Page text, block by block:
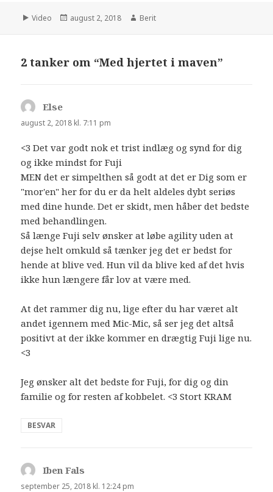
Video august 2, 2018 Berit
2 tanker om “Med hjertet i maven”
Else
august 2, 2018 kl. 7:11 pm
<3 Det var godt nok et trist indlæg og synd for dig
og ikke mindst for Fuji
MEN det er simpelthen så godt at det er Dig som er
"mor'en" her for du er da helt aldeles dybt seriøs
med dine hunde. Det er skidt, men håber det bedste
med behandlingen.
Så længe Fuji selv ønsker at løbe agility uden at
dejse helt omkuld så tænker jeg det er bedst for
hende at blive ved. Hun vil da blive ked af det hvis
ikke hun længere får lov at være med.
At det rammer dig nu, lige efter du har været alt
andet igennem med Mic-Mic, så ser jeg det altså
positivt at der ikke kommer en drægtig Fuji lige nu.
<3
Jeg ønsker alt det bedste for Fuji, for dig og din
familie og for resten af kobbelet. <3 Stort KRAM
BESVAR
Iben Fals
september 25, 2018 kl. 12:24 pm